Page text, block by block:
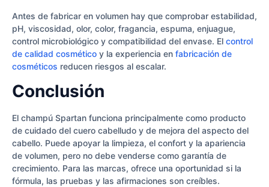
Antes de fabricar en volumen hay que comprobar estabilidad,
pH, viscosidad, olor, color, fragancia, espuma, enjuague,
control microbiológico y compatibilidad del envase. El control
de calidad cosmético y la experiencia en fabricación de
cosméticos reducen riesgos al escalar.
Conclusión
El champú Spartan funciona principalmente como producto
de cuidado del cuero cabelludo y de mejora del aspecto del
cabello. Puede apoyar la limpieza, el confort y la apariencia
de volumen, pero no debe venderse como garantía de
crecimiento. Para las marcas, ofrece una oportunidad si la
fórmula, las pruebas y las afirmaciones son creíbles.